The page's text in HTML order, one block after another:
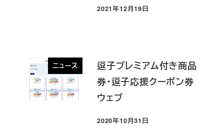
投稿日
2021年12月19日
ニュース
逗子プレミアム付き商品
券・逗子応援クーポン券
ウェブ
投稿日
2020年10月31日